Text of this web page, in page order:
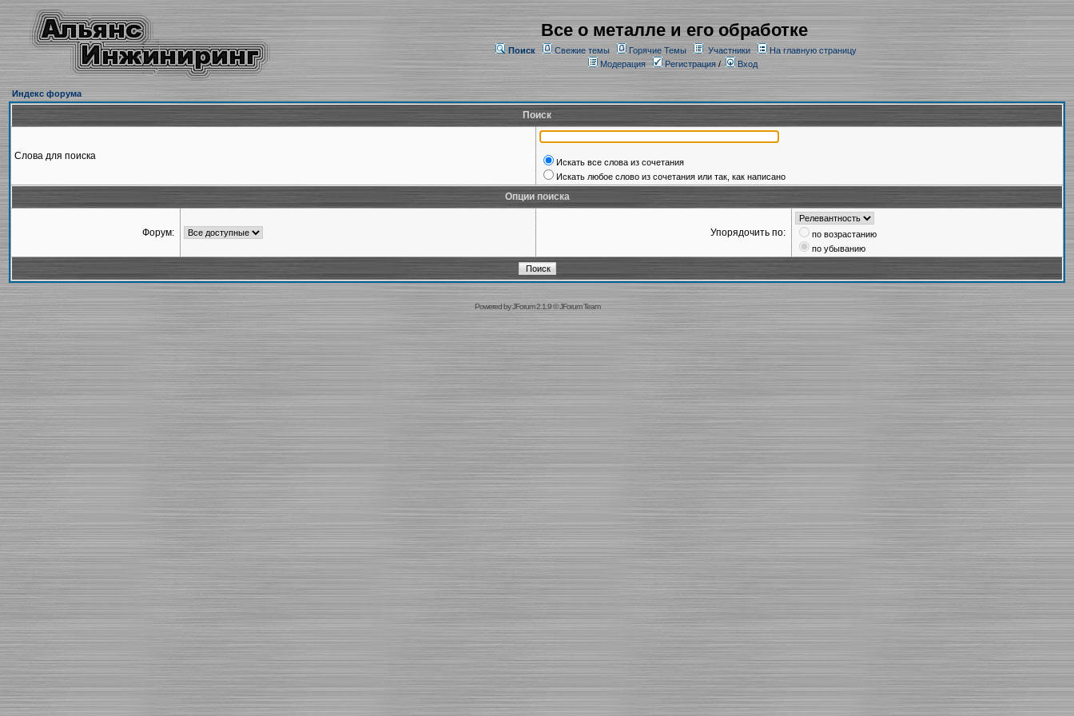
Все о металле и его обработке
Поиск Свежие темы Горячие Темы Участники
На главную страницу
Модерация
Регистрация/ Вход
Индекс форума
Поиск
Слова для поиска
Искать все слова из сочетания
Искать любое слово из сочетания или так, как написано
Опции поиска
Форум: Упорядочить по:
по возрастанию
по убыванию
Powered byJForum 2.1.9©JForum Team